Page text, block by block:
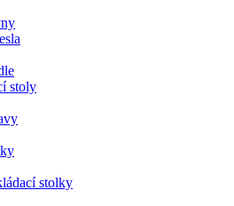
stoly
stolky